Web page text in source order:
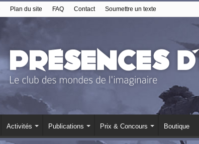
Plan du site FAQ Contact Soumettre un texte
Activités Publications Prix & Concours Boutique